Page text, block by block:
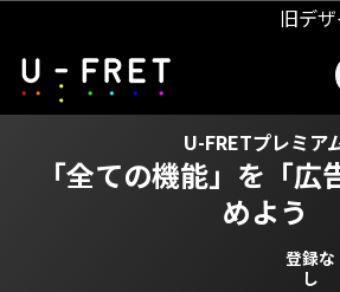
旧デ
U-FRETプレミア
「全ての機能」を 「
めよう
登録な
し